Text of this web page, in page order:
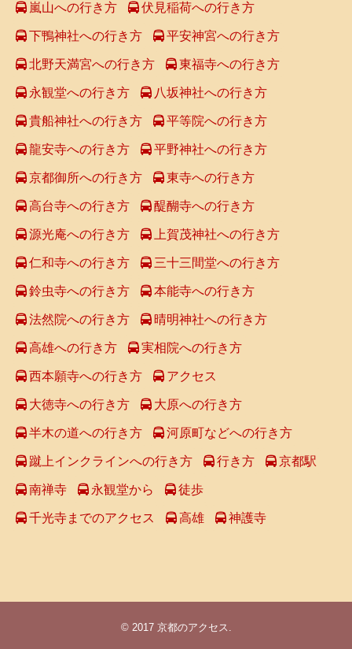
嵐山への行き方 伏見稲荷への行き方
下鴨神社への行き方 平安神宮への行き方
北野天満宮への行き方 東福寺への行き方
永観堂への行き方 八坂神社への行き方
貴船神社への行き方 平等院への行き方
龍安寺への行き方 平野神社への行き方
京都御所への行き方 東寺への行き方
高台寺への行き方 醍醐寺への行き方
源光庵への行き方 上賀茂神社への行き方
仁和寺への行き方 三十三間堂への行き方
鈴虫寺への行き方 本能寺への行き方
法然院への行き方 晴明神社への行き方
高雄への行き方 実相院への行き方
西本願寺への行き方 アクセス
大徳寺への行き方 大原への行き方
半木の道への行き方 河原町などへの行き方
蹴上インクラインへの行き方 行き方 京都駅
南禅寺 永観堂から 徒歩
千光寺までのアクセス 高雄 神護寺
© 2017 京都のアクセス.